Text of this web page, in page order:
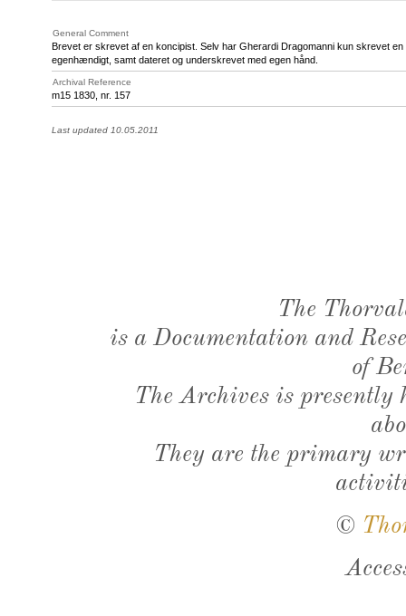
General Comment
Brevet er skrevet af en koncipist. Selv har Gherardi Dragomanni kun skrevet
egenhændigt, samt dateret og underskrevet med egen hånd.
Archival Reference
m15 1830, nr. 157
Last updated 10.05.2011
The
is a Documentation and
of
The Archives is presently
They are the primary
©